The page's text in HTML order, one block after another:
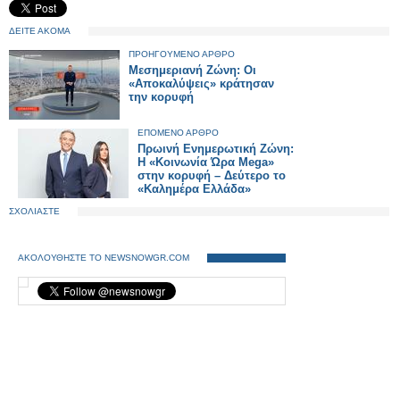
ΔΕΙΤΕ ΑΚΟΜΑ
ΠΡΟΗΓΟΥΜΕΝΟ ΑΡΘΡΟ
Μεσημεριανή Ζώνη: Οι
«Αποκαλύψεις» κράτησαν
την κορυφή
ΕΠΟΜΕΝΟ ΑΡΘΡΟ
Πρωινή Ενημερωτική Ζώνη:
Η «Κοινωνία Ώρα Mega»
στην κορυφή – Δεύτερο το
«Καλημέρα Ελλάδα»
ΣΧΟΛΙΑΣΤΕ
ΑΚΟΛΟΥΘΗΣΤΕ ΤΟ NEWSNOWGR.COM